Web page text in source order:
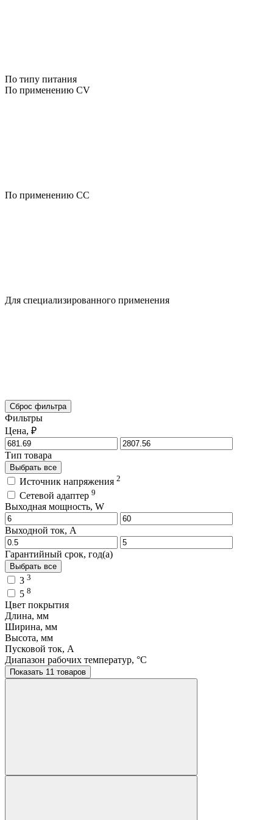
По типу питания
По применению CV
По применению CC
Для специализированного применения
Сброс фильтра
Фильтры
Цена, ₽
Тип товара
Выбрать все
Источник напряжения 2
Сетевой адаптер 9
Выходная мощность, W
Выходной ток, A
Гарантийный срок, год(а)
Выбрать все
3 3
5 8
Цвет покрытия
Длина, мм
Ширина, мм
Высота, мм
Пусковой ток, A
Диапазон рабочих температур, °C
Показать 11 товаров